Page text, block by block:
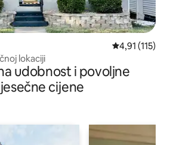
Prosječna
4,91 (115)
lokaciji
udobnost i povoljne
cijene